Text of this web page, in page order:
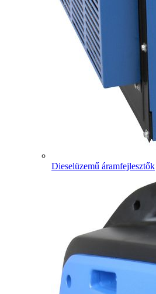
Dieselüzemű áramfejlesztők